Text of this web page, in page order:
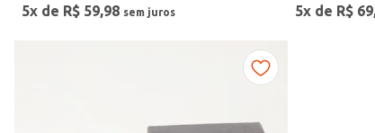
5x de R$ 59,98 5x de R$ 69